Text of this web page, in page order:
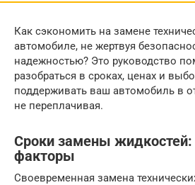
Как сэкономить на замене
автомобиле, не жертвуя
надежностью? Это руководство
разобраться в сроках, ценах и
поддерживать ваш автомобиль в
не переплачивая.
Сроки замены жидкостей:
факторы
Своевременная замена